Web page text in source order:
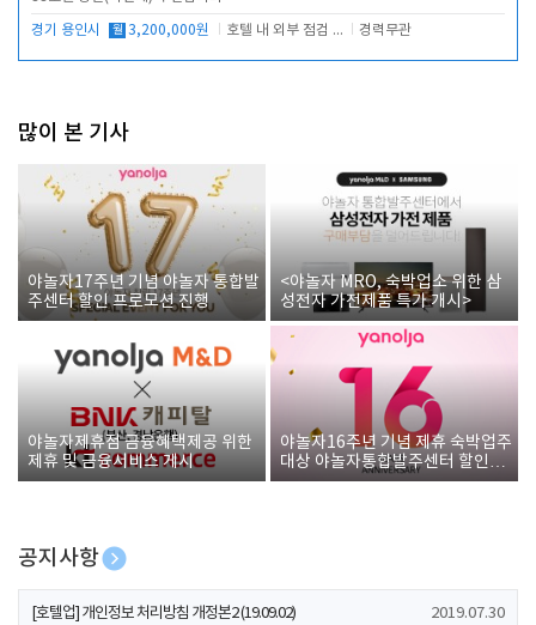
경기 용인시 월 3,200,000원 호텔 내 외부 점검 및 프런트 운영 경력무관
많이 본 기사
야놀자17주년 기념 야놀자 통합발
주센터 할인 프로모션 진행
<야놀자 MRO, 숙박업소 위한 삼
성전자 가전제품 특가 개시>
야놀자제휴점 금융혜택제공 위한
제휴 및 금융서비스 게시
야놀자16주년 기념 제휴 숙박업주
대상 야놀자통합발주센터 할인쿠
폰 증정
공지사항
[호텔업] 유료서비스 이용약관 개정본2 (19.09.02)
[호텔업] 개인정보 처리방침 개정본2 (19.09.02) 2019.07.30